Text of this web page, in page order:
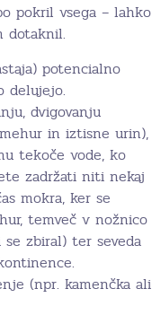
pokril vsega – lahko
dotaknil.
potencialno
delujejo.
dvigovanju
in iztisne urin),
tekoče vode, ko
zadržati niti nekaj
mokra, ker se
temveč v nožnico
zbiral) ter seveda
(npr. kamenčka ali